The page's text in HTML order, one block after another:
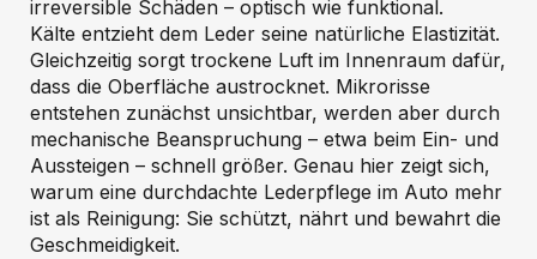
irreversible Schäden – optisch wie funktional.
Kälte entzieht dem Leder seine natürliche Elastizität.
Gleichzeitig sorgt trockene Luft im Innenraum dafür,
dass die Oberfläche austrocknet. Mikrorisse
entstehen zunächst unsichtbar, werden aber durch
mechanische Beanspruchung – etwa beim Ein- und
Aussteigen – schnell größer. Genau hier zeigt sich,
warum eine durchdachte Lederpflege im Auto mehr
ist als Reinigung: Sie schützt, nährt und bewahrt die
Geschmeidigkeit.